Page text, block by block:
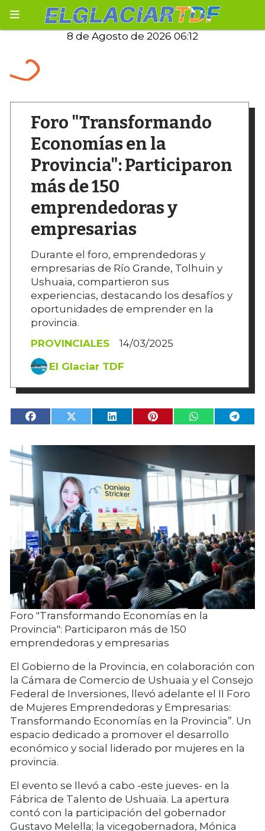
8 de Agosto de 2026 06:12
Foro "Transformando
Economías en la
Provincia": Participaron
más de 150
emprendedoras y
empresarias
Durante el foro, emprendedoras y
empresarias de Río Grande, Tolhuin y
Ushuaia, compartieron sus
experiencias, destacando los desafíos y
oportunidades de emprender en la
provincia.
PROVINCIALES
14/03/2025
El Glaciar TDF
Foro "Transformando Economías en la
Provincia": Participaron más de 150
emprendedoras y empresarias
El Gobierno de la Provincia, en colaboración con
la Cámara de Comercio de Ushuaia y el Consejo
Federal de Inversiones, llevó adelante el II Foro
de Mujeres Emprendedoras y Empresarias:
Transformando Economías en la Provincia”. Un
espacio dedicado a promover el desarrollo
económico y social liderado por mujeres en la
provincia.
El evento se llevó a cabo -este jueves- en la
Fábrica de Talento de Ushuaia. La apertura
contó con la participación del gobernador
Gustavo Melella; la vicegobernadora, Mónica